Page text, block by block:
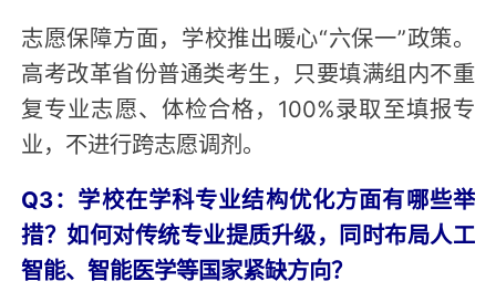
志愿保障方面，学校推出暖心“六保一”政策。
高考改革省份普通类考生，只要填满组内不重
复专业志愿、体检合格，100%录取至填报专
业，不进行跨志愿调剂。
Q3：学校在学科专业结构优化方面有哪些举
措？如何对传统专业提质升级，同时布局人工
智能、智能医学等国家紧缺方向？